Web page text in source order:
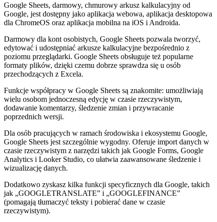
Google Sheets, darmowy, chmurowy arkusz kalkulacyjny od
Google, jest dostępny jako aplikacja webowa, aplikacja desktopowa
dla ChromeOS oraz aplikacja mobilna na iOS i Androida.
Darmowy dla kont osobistych, Google Sheets pozwala tworzyć,
edytować i udostępniać arkusze kalkulacyjne bezpośrednio z
poziomu przeglądarki. Google Sheets obsługuje też popularne
formaty plików, dzięki czemu dobrze sprawdza się u osób
przechodzących z Excela.
Funkcje współpracy w Google Sheets są znakomite: umożliwiają
wielu osobom jednoczesną edycję w czasie rzeczywistym,
dodawanie komentarzy, śledzenie zmian i przywracanie
poprzednich wersji.
Dla osób pracujących w ramach środowiska i ekosystemu Google,
Google Sheets jest szczególnie wygodny. Oferuje import danych w
czasie rzeczywistym z narzędzi takich jak Google Forms, Google
Analytics i Looker Studio, co ułatwia zaawansowane śledzenie i
wizualizację danych.
Dodatkowo zyskasz kilka funkcji specyficznych dla Google, takich
jak „GOOGLETRANSLATE” i „GOOGLEFINANCE”
(pomagają tłumaczyć teksty i pobierać dane w czasie
rzeczywistym).